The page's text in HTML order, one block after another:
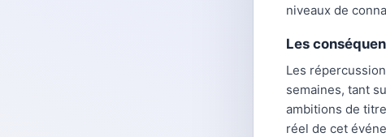
niveaux de
Les
Les
semaines, tant
ambitions de
réel de cet